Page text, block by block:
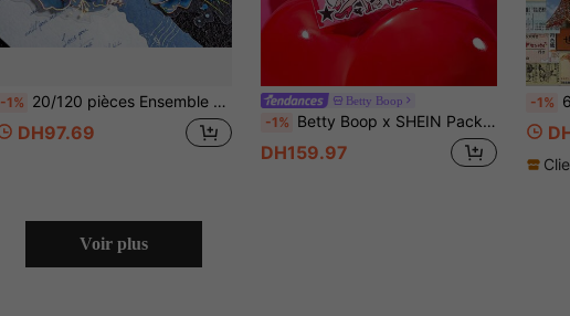
-1% 20/120 pièces Ensemble d'autocollants floraux vintage - Designs de fleurs élégants pour le scrapbooking, l'artisanat DIY & les collages | Matériau PET, auto-adhésif & accents scintillants, pour la rentrée scolaire, les fournitures scolaires, le retour à l'école
DH97.69
Betty Boop
-1% Betty Boop x SHEIN Pack d'autocollants de fille de dessin animé rétro, ensemble de décalcomanies inspirées de Betty, autocollants roses & noirs pour ordinateurs portables, bouteilles d'eau, scrapbooking & artisanat DIY
DH159.97
-1% 60
Voir plus